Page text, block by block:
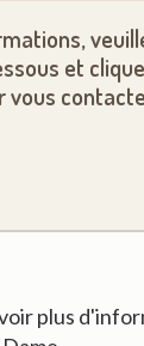
et
vous